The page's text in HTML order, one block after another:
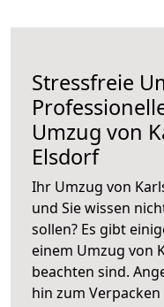
Stressfreie
Umzug von
Elsdorf
Ihr Umzug von
und Sie wissen
sollen? Es gibt
einem Umzug von
beachten sind.
hin zum